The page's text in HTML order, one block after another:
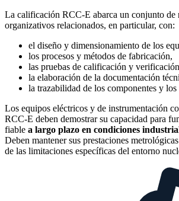
La calificación RCC-E abarca un conjunto de
organizativos relacionados, en particular, con:
el diseño y dimensionamiento de los
los procesos y métodos de fabricación,
las pruebas de calificación y
la elaboración de la documentación
la trazabilidad de los componentes y los
Los equipos eléctricos y de instrumentación
RCC-E deben demostrar su capacidad para
fiable a largo plazo en condiciones
Deben mantener sus prestaciones
de las limitaciones específicas del entorno